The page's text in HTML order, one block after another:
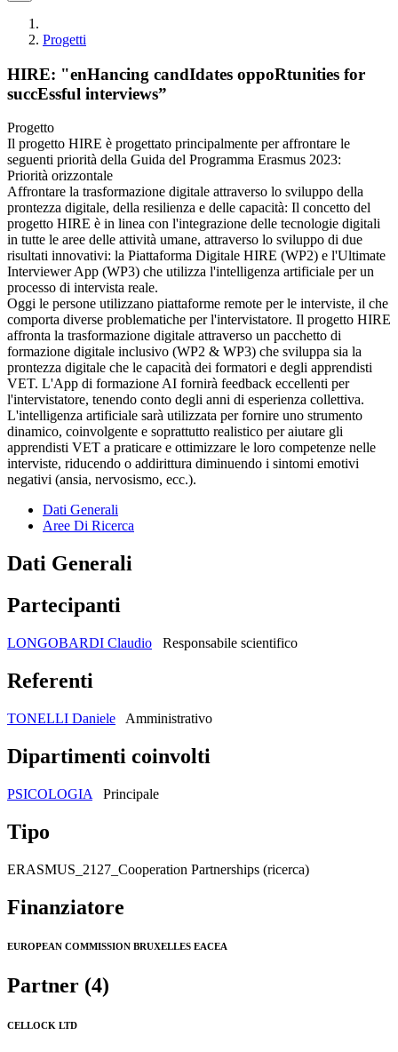
Progetti
HIRE: "enHancing candIdates oppoRtunities for
succEssful interviews”
Progetto
Il progetto HIRE è progettato principalmente per affrontare le
seguenti priorità della Guida del Programma Erasmus 2023:
Priorità orizzontale
Affrontare la trasformazione digitale attraverso lo sviluppo della
prontezza digitale, della resilienza e delle capacità: Il concetto del
progetto HIRE è in linea con l'integrazione delle tecnologie digitali
in tutte le aree delle attività umane, attraverso lo sviluppo di due
risultati innovativi: la Piattaforma Digitale HIRE (WP2) e l'Ultimate
Interviewer App (WP3) che utilizza l'intelligenza artificiale per un
processo di intervista reale.
Oggi le persone utilizzano piattaforme remote per le interviste, il che
comporta diverse problematiche per l'intervistatore. Il progetto HIRE
affronta la trasformazione digitale attraverso un pacchetto di
formazione digitale inclusivo (WP2 & WP3) che sviluppa sia la
prontezza digitale che le capacità dei formatori e degli apprendisti
VET. L'App di formazione AI fornirà feedback eccellenti per
l'intervistatore, tenendo conto degli anni di esperienza collettiva.
L'intelligenza artificiale sarà utilizzata per fornire uno strumento
dinamico, coinvolgente e soprattutto realistico per aiutare gli
apprendisti VET a praticare e ottimizzare le loro competenze nelle
interviste, riducendo o addirittura diminuendo i sintomi emotivi
negativi (ansia, nervosismo, ecc.).
Dati Generali
Aree Di Ricerca
Dati Generali
Partecipanti
LONGOBARDI Claudio Responsabile scientifico
Referenti
TONELLI Daniele Amministrativo
Dipartimenti coinvolti
PSICOLOGIA Principale
Tipo
ERASMUS_2127_Cooperation Partnerships (ricerca)
Finanziatore
EUROPEAN COMMISSION BRUXELLES EACEA
Partner (4)
CELLOCK LTD